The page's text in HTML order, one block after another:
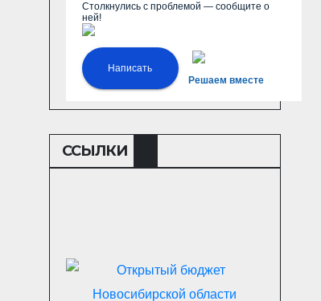
Столкнулись с проблемой — сообщите о
ней!
Написать
Решаем вместе
ССЫЛКИ